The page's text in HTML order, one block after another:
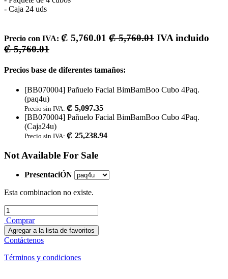
- Caja 24 uds
Precio con IVA: ₡ 5,760.01 ₡5,760.01 IVA incluido
₡5,760.01
Precios base de diferentes tamaños:
[BB070004] Pañuelo Facial BimBamBoo Cubo 4Paq.
(paq4u)
Precio sin IVA: ₡ 5,097.35
[BB070004] Pañuelo Facial BimBamBoo Cubo 4Paq.
(Caja24u)
Precio sin IVA: ₡ 25,238.94
Not Available For Sale
PresentaciÓN
Esta combinacion no existe.
Comprar
Agregar a la lista de favoritos
Contáctenos
Términos y condiciones